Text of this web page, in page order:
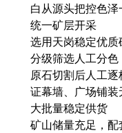
白从源头把控色
统一矿层开采
选用天岗稳定优
分级筛选人工分色
原石切割后人工
证幕墙、广场铺
大批量稳定供货
矿山储量充足，